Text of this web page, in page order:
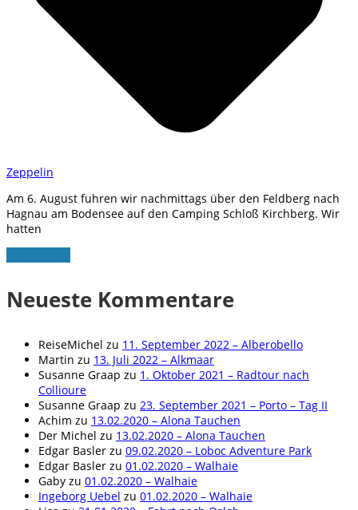
Zeppelin
Am 6. August fuhren wir nachmittags über den Feldberg nach
Hagnau am Bodensee auf den Camping Schloß Kirchberg. Wir
hatten
Neueste Kommentare
ReiseMichel zu 11. September 2022 – Alberobello
Martin zu 13. Juli 2022 – Alkmaar
Susanne Graap zu 1. Oktober 2021 – Radtour nach
Collioure
Susanne Graap zu 23. September 2021 – Porto – Tag II
Achim zu 13.02.2020 – Alona Tauchen
Der Michel zu 13.02.2020 – Alona Tauchen
Edgar Basler zu 09.02.2020 – Loboc Adventure Park
Edgar Basler zu 01.02.2020 – Walhaie
Gaby zu 01.02.2020 – Walhaie
Ingeborg Uebel zu 01.02.2020 – Walhaie